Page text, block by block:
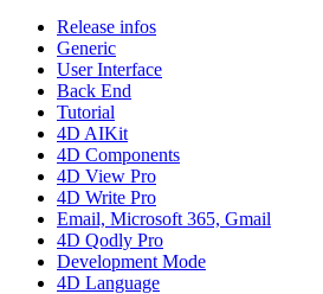
Release infos
Generic
User Interface
Back End
Tutorial
4D AIKit
4D Components
4D View Pro
4D Write Pro
Email, Microsoft 365, Gmail
4D Qodly Pro
Development Mode
4D Language